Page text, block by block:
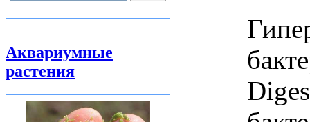
Аквариумные
растения